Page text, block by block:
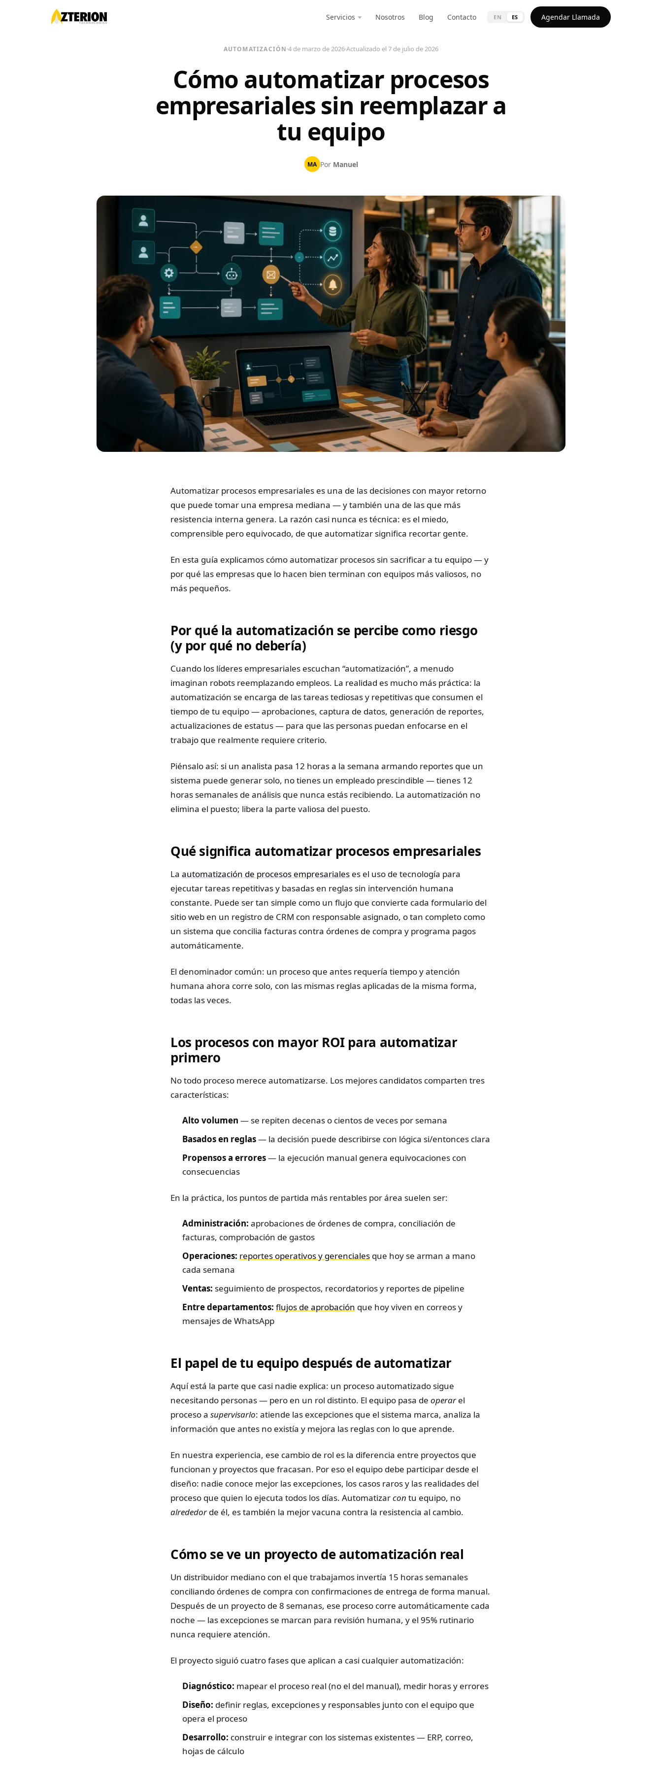
Servicios Nosotros Blog Contacto EN ES Agendar Llamada
Cómo automatizar procesos empresariales sin reemplazar…
AUTOMATIZACIÓN4 de marzo de 2026Actualizado el 7 de julio de 2026
Cómo automatizar procesos
empresariales sin reemplazar a
tu equipo
MA Por Manuel
Automatizar procesos empresariales es una de las decisiones con mayor retorno
que puede tomar una empresa mediana — y también una de las que más
resistencia interna genera. La razón casi nunca es técnica: es el miedo,
comprensible pero equivocado, de que automatizar significa recortar gente.
En esta guía explicamos cómo automatizar procesos sin sacrificar a tu equipo — y
por qué las empresas que lo hacen bien terminan con equipos más valiosos, no
más pequeños.
Por qué la automatización se percibe como riesgo
(y por qué no debería)
Cuando los líderes empresariales escuchan “automatización”, a menudo
imaginan robots reemplazando empleos. La realidad es mucho más práctica: la
automatización se encarga de las tareas tediosas y repetitivas que consumen el
tiempo de tu equipo — aprobaciones, captura de datos, generación de reportes,
actualizaciones de estatus — para que las personas puedan enfocarse en el
trabajo que realmente requiere criterio.
Piénsalo así: si un analista pasa 12 horas a la semana armando reportes que un
sistema puede generar solo, no tienes un empleado prescindible — tienes 12
horas semanales de análisis que nunca estás recibiendo. La automatización no
elimina el puesto; libera la parte valiosa del puesto.
Qué significa automatizar procesos empresariales
La automatización de procesos empresariales es el uso de tecnología para
ejecutar tareas repetitivas y basadas en reglas sin intervención humana
constante. Puede ser tan simple como un flujo que convierte cada formulario del
sitio web en un registro de CRM con responsable asignado, o tan completo como
un sistema que concilia facturas contra órdenes de compra y programa pagos
automáticamente.
El denominador común: un proceso que antes requería tiempo y atención
humana ahora corre solo, con las mismas reglas aplicadas de la misma forma,
todas las veces.
Los procesos con mayor ROI para automatizar
primero
No todo proceso merece automatizarse. Los mejores candidatos comparten tres
características:
Alto volumen — se repiten decenas o cientos de veces por semana
Basados en reglas— la decisión puede describirse con lógica si/entonces clara
Propensos a errores— la ejecución manual genera equivocaciones con
consecuencias
En la práctica, los puntos de partida más rentables por área suelen ser:
Administración: aprobaciones de órdenes de compra, conciliación de
facturas, comprobación de gastos
Operaciones: reportes operativos y gerenciales que hoy se arman a mano
cada semana
Ventas: seguimiento de prospectos, recordatorios y reportes de pipeline
Entre departamentos: flujos de aprobación que hoy viven en correos y
mensajes de WhatsApp
El papel de tu equipo después de automatizar
Aquí está la parte que casi nadie explica: un proceso automatizado sigue
necesitando personas — pero en un rol distinto. El equipo pasa de operarel
proceso a supervisarlo: atiende las excepciones que el sistema marca, analiza la
información que antes no existía y mejora las reglas con lo que aprende.
En nuestra experiencia, ese cambio de rol es la diferencia entre proyectos que
funcionan y proyectos que fracasan. Por eso el equipo debe participar desde el
diseño: nadie conoce mejor las excepciones, los casos raros y las realidades del
proceso que quien lo ejecuta todos los días. Automatizarcon tu equipo, no
alrededorde él, es también la mejor vacuna contra la resistencia al cambio.
Cómo se ve un proyecto de automatización real
Un distribuidor mediano con el que trabajamos invertía 15 horas semanales
conciliando órdenes de compra con confirmaciones de entrega de forma manual.
Después de un proyecto de 8 semanas, ese proceso corre automáticamente cada
noche — las excepciones se marcan para revisión humana, y el 95% rutinario
nunca requiere atención.
El proyecto siguió cuatro fases que aplican a casi cualquier automatización:
Diagnóstico: mapear el proceso real (no el del manual), medir horas y errores
Diseño: definir reglas, excepciones y responsables junto con el equipo que
opera el proceso
Desarrollo: construir e integrar con los sistemas existentes — ERP, correo,
hojas de cálculo